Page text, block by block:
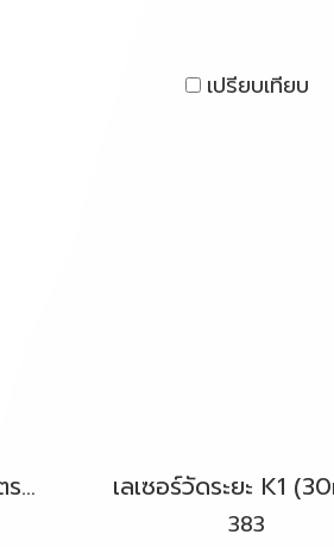
เปรียบเทียบ
เซ็นเซอร์อิเล็กทรอนิกส์ตรวจจับ KAPRO รุ่น 389 Kaprometer™
383